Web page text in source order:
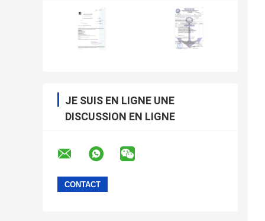
JE SUIS EN LIGNE UNE
DISCUSSION EN LIGNE